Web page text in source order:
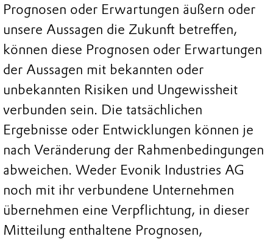
Prognosen oder Erwartungen äußern oder
unsere Aussagen die Zukunft betreffen,
können diese Prognosen oder Erwartungen
der Aussagen mit bekannten oder
unbekannten Risiken und Ungewissheit
verbunden sein. Die tatsächlichen
Ergebnisse oder Entwicklungen können je
nach Veränderung der Rahmenbedingungen
abweichen. Weder Evonik Industries AG
noch mit ihr verbundene Unternehmen
übernehmen eine Verpflichtung, in dieser
Mitteilung enthaltene Prognosen,